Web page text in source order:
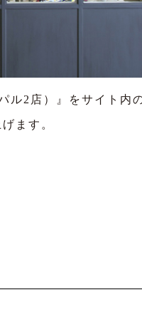
ル2店）』をサイト内
ます。